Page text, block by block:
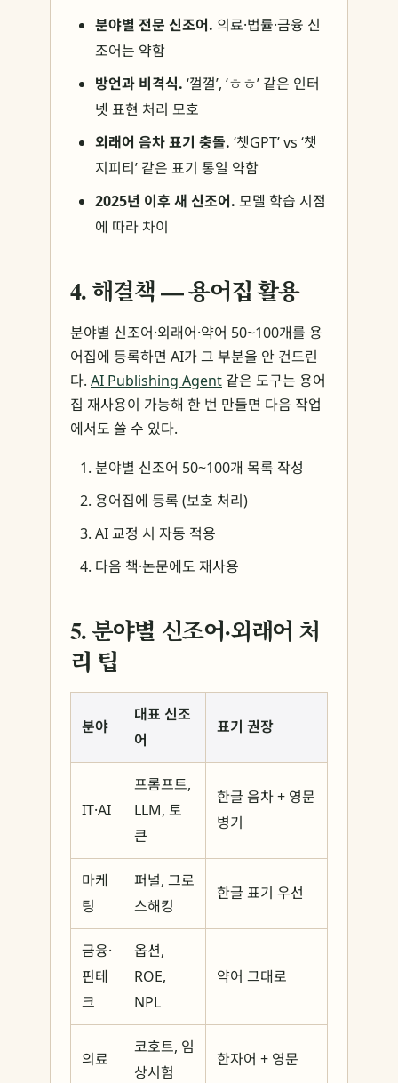
분야별 전문 신조어. 의료·법률·금융 신
조어는 약함
방언과 비격식. ‘껄껄’, ‘ㅎㅎ’ 같은 인터
넷 표현 처리 모호
외래어 음차 표기 충돌. ‘쳇GPT’ vs ‘챗
지피티’ 같은 표기 통일 약함
2025년 이후 새 신조어. 모델 학습 시점
에 따라 차이
4. 해결책 — 용어집 활용
분야별 신조어·외래어·약어 50~100개를 용
어집에 등록하면 AI가 그 부분을 안 건드린
다. AI Publishing Agent 같은 도구는 용어
집 재사용이 가능해 한 번 만들면 다음 작업
에서도 쓸 수 있다.
분야별 신조어 50~100개 목록 작성
용어집에 등록 (보호 처리)
AI 교정 시 자동 적용
다음 책·논문에도 재사용
5. 분야별 신조어·외래어 처
리 팁
분야
대표 신조
어
표기 권장
IT·AI
프롬프트,
LLM, 토
큰
한글 음차 + 영문
병기
마케
팅
퍼널, 그로
스해킹
한글 표기 우선
금융·
핀테
크
옵션,
ROE,
NPL
약어 그대로
의료
코호트, 임
상시험
한자어 + 영문